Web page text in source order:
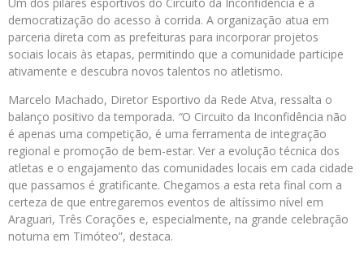
democratização do acesso à corrida. A organização atua em
parceria direta com as prefeituras para incorporar projetos
sociais locais às etapas, permitindo que a comunidade participe
ativamente e descubra novos talentos no atletismo.
Marcelo Machado, Diretor Esportivo da Rede Atva, ressalta o
balanço positivo da temporada. “O Circuito da Inconfidência não
é apenas uma competição, é uma ferramenta de integração
regional e promoção de bem-estar. Ver a evolução técnica dos
atletas e o engajamento das comunidades locais em cada cidade
que passamos é gratificante. Chegamos a esta reta final com a
certeza de que entregaremos eventos de altíssimo nível em
Araguari, Três Corações e, especialmente, na grande celebração
noturna em Timóteo”, destaca.